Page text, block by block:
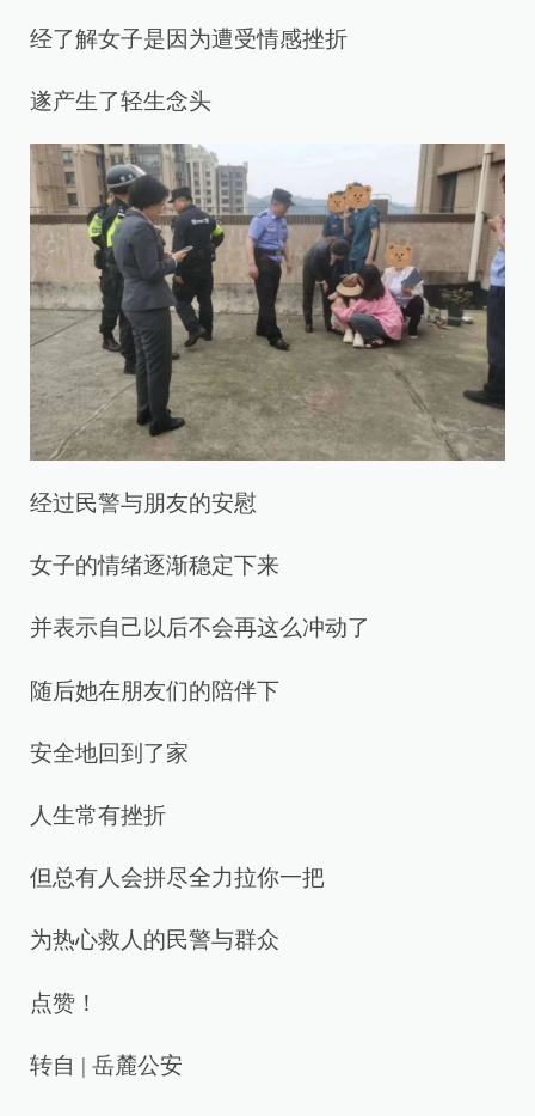
经了解女子是因为遭受情感挫折
遂产生了轻生念头
经过民警与朋友的安慰
女子的情绪逐渐稳定下来
并表示自己以后不会再这么冲动了
随后她在朋友们的陪伴下
安全地回到了家
人生常有挫折
但总有人会拼尽全力拉你一把
为热心救人的民警与群众
点赞！
转自 | 岳麓公安